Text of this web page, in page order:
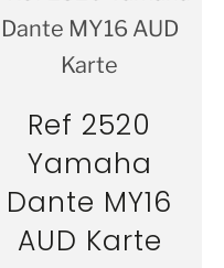
Ref 2520
Yamaha
Dante MY16
AUD Karte